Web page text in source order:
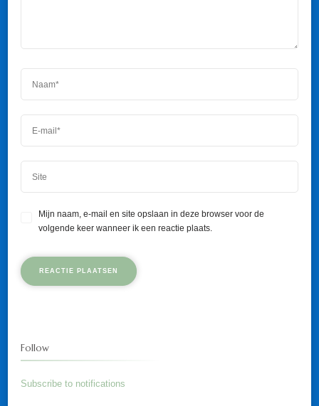
Mijn naam, e-mail en site opslaan in deze browser voor de
volgende keer wanneer ik een reactie plaats.
Follow
Subscribe to notifications